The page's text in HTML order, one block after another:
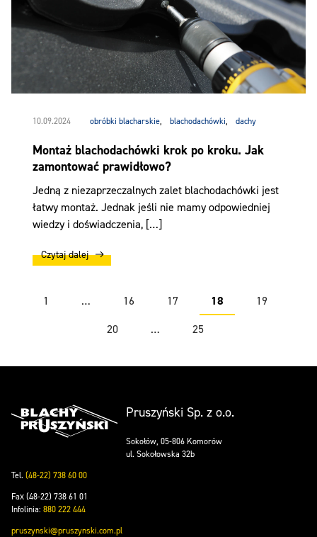
10.09.2024 obróbki blacharskie, blachodachówki, dachy
Montaż blachodachówki krok po kroku. Jak
zamontować prawidłowo?
Jedną z niezaprzeczalnych zalet blachodachówki jest
łatwy montaż. Jednak jeśli nie mamy odpowiedniej
wiedzy i doświadczenia, […]
Czytaj dalej
1 … 16 17 18
19
20
… 25
Pruszyński Sp. z o.o.
Sokołów, 05-806 Komorów
ul. Sokołowska 32b
Tel.(48-22) 738 60 00
Fax (48-22) 738 61 01
Infolinia: 880 222 444
pruszynski@pruszynski.com.pl